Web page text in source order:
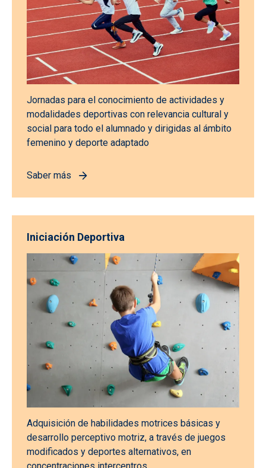
Jornadas para el conocimiento de actividades y
modalidades deportivas con relevancia cultural y
social para todo el alumnado y dirigidas al ámbito
femenino y deporte adaptado
Saber más
Iniciación Deportiva
Adquisición de habilidades motrices básicas y
desarrollo perceptivo motriz, a través de juegos
modificados y deportes alternativos, en
concentraciones intercentros.